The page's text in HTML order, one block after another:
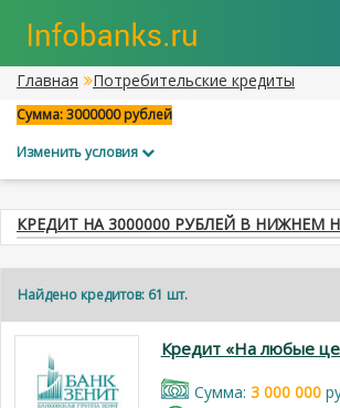
Главная Потребительские кредиты
КРЕДИТ НА 3000000 РУБЛЕЙ В НИЖНЕМ
Сумма: 3000000 рублей
Изменить условия
Найдено кредитов: 61 шт.
Кредит «На любые
Cумма: 3 000 000